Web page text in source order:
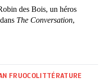
des Bois, un héros
The Conversation,
FRUOCOLITTÉRATURE